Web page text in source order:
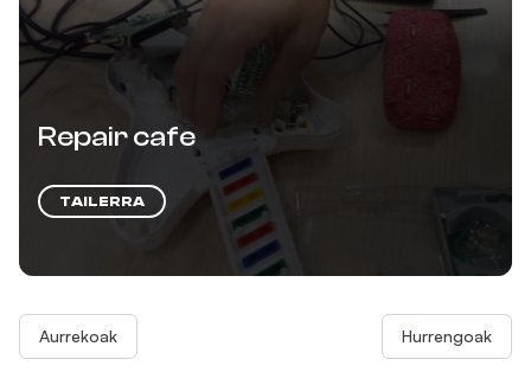
Repair cafe
TAILERRA
Aurrekoak Hurrengoak